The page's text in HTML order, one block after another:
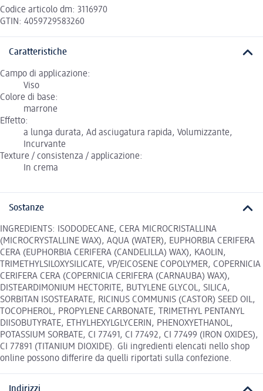
Codice articolo dm: 3116970
GTIN: 4059729583260
Caratteristiche
Campo di applicazione:
Viso
Colore di base:
marrone
Effetto:
a lunga durata, Ad asciugatura rapida, Volumizzante,
Incurvante
Texture / consistenza / applicazione:
In crema
Sostanze
INGREDIENTS: ISODODECANE, CERA MICROCRISTALLINA
(MICROCRYSTALLINE WAX), AQUA (WATER), EUPHORBIA CERIFERA
CERA (EUPHORBIA CERIFERA (CANDELILLA) WAX), KAOLIN,
TRIMETHYLSILOXYSILICATE, VP/EICOSENE COPOLYMER, COPERNICIA
CERIFERA CERA (COPERNICIA CERIFERA (CARNAUBA) WAX),
DISTEARDIMONIUM HECTORITE, BUTYLENE GLYCOL, SILICA,
SORBITAN ISOSTEARATE, RICINUS COMMUNIS (CASTOR) SEED OIL,
TOCOPHEROL, PROPYLENE CARBONATE, TRIMETHYL PENTANYL
DIISOBUTYRATE, ETHYLHEXYLGLYCERIN, PHENOXYETHANOL,
POTASSIUM SORBATE, CI 77491, CI 77492, CI 77499 (IRON OXIDES),
CI 77891 (TITANIUM DIOXIDE). Gli ingredienti elencati nello shop
online possono differire da quelli riportati sulla confezione.